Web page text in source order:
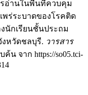
อ่านในพื้นที่ควบคุม
ร่ระบาดของโรคติด
งนักเรียนชั้นประถม
หวัดชลบุรี. วารสาร
ค้น จาก https://so05.tci-